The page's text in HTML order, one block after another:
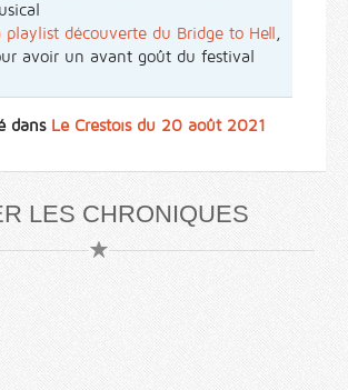
playlist découverte du Bridge to Hell ,
avoir un avant goût du festival
dans Le Crestois du 20 août 2021
LES CHRONIQUES